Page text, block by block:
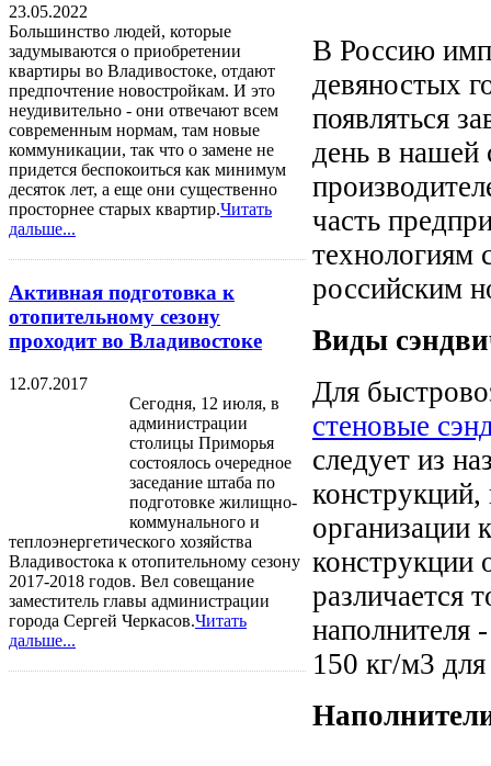
23.05.2022
Большинство людей, которые
задумываются о приобретении
квартиры во Владивостоке, отдают
предпочтение новостройкам. И это
неудивительно - они отвечают всем
современным нормам, там новые
коммуникации, так что о замене не
придется беспокоиться как минимум
десяток лет, а еще они существенно
просторнее старых квартир.Читать
дальше...
Активная подготовка к
отопительному сезону
проходит во Владивостоке
12.07.2017
Сегодня, 12 июля, в
администрации
столицы Приморья
состоялось очередное
заседание штаба по
подготовке жилищно-
коммунального и
теплоэнергетического хозяйства
Владивостока к отопительному сезону
2017-2018 годов. Вел совещание
заместитель главы администрации
города Сергей Черкасов.Читать
дальше...
В Россию
девяностых
появляться
день в нашей
часть
технологиям
российским
Виды
Для
стеновые
следует из
конструкций,
организации
конструкции
различается
наполнителя
150 кг/м3